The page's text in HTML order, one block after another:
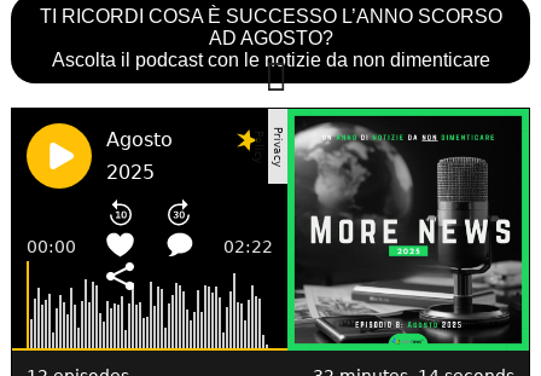
TI RICORDI COSA È SUCCESSO L’ANNO SCORSO
AD AGOSTO?
Ascolta il podcast con le notizie da non dimenticare